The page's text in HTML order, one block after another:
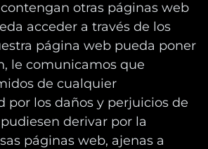
otras páginas web
acceder a través de los
página web pueda poner
le comunicamos que
de cualquier
por los daños y perjuicios de
derivar por la
páginas web, ajenas a